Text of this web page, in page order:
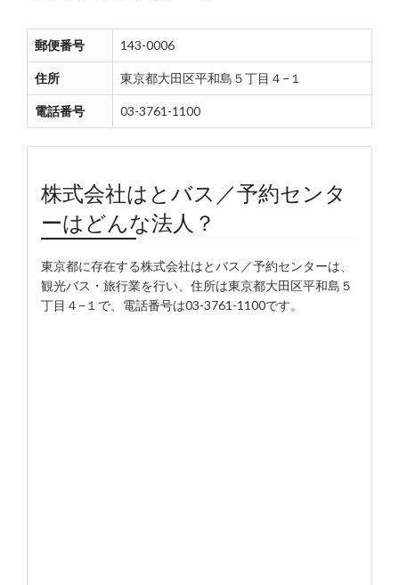
郵便番号 143-0006
住所 東京都大田区平和島５丁目４−１
電話番号 03-3761-1100
株式会社はとバス／予約センタ
ーはどんな法人？
東京都に存在する株式会社はとバス／予約センターは、
観光バス・旅行業を行い、住所は東京都大田区平和島５
丁目４−１で、電話番号は03-3761-1100です。